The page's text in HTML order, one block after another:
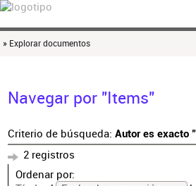
» Explorar documentos
Navegar por "Items"
Criterio de búsqueda: Autor es exacto
2 registros
Ordenar por: